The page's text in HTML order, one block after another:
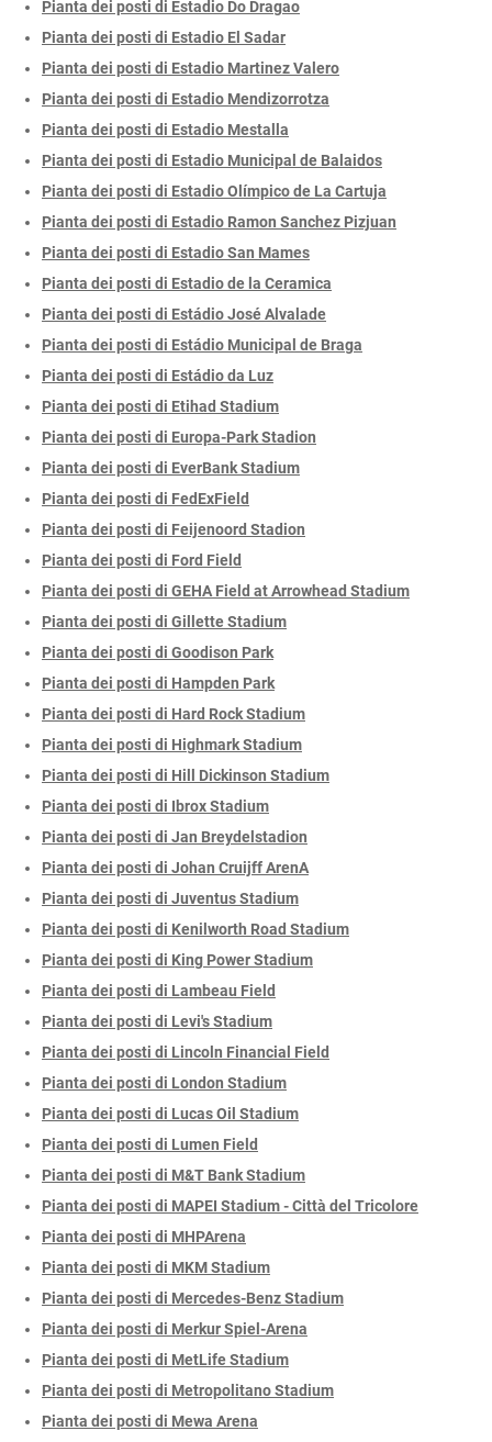
Pianta dei posti di Estadio Do Dragao
Pianta dei posti di Estadio El Sadar
Pianta dei posti di Estadio Martinez Valero
Pianta dei posti di Estadio Mendizorrotza
Pianta dei posti di Estadio Mestalla
Pianta dei posti di Estadio Municipal de Balaidos
Pianta dei posti di Estadio Olímpico de La Cartuja
Pianta dei posti di Estadio Ramon Sanchez Pizjuan
Pianta dei posti di Estadio San Mames
Pianta dei posti di Estadio de la Ceramica
Pianta dei posti di Estádio José Alvalade
Pianta dei posti di Estádio Municipal de Braga
Pianta dei posti di Estádio da Luz
Pianta dei posti di Etihad Stadium
Pianta dei posti di Europa-Park Stadion
Pianta dei posti di EverBank Stadium
Pianta dei posti di FedExField
Pianta dei posti di Feijenoord Stadion
Pianta dei posti di Ford Field
Pianta dei posti di GEHA Field at Arrowhead Stadium
Pianta dei posti di Gillette Stadium
Pianta dei posti di Goodison Park
Pianta dei posti di Hampden Park
Pianta dei posti di Hard Rock Stadium
Pianta dei posti di Highmark Stadium
Pianta dei posti di Hill Dickinson Stadium
Pianta dei posti di Ibrox Stadium
Pianta dei posti di Jan Breydelstadion
Pianta dei posti di Johan Cruijff ArenA
Pianta dei posti di Juventus Stadium
Pianta dei posti di Kenilworth Road Stadium
Pianta dei posti di King Power Stadium
Pianta dei posti di Lambeau Field
Pianta dei posti di Levi's Stadium
Pianta dei posti di Lincoln Financial Field
Pianta dei posti di London Stadium
Pianta dei posti di Lucas Oil Stadium
Pianta dei posti di Lumen Field
Pianta dei posti di M&T Bank Stadium
Pianta dei posti di MAPEI Stadium - Città del Tricolore
Pianta dei posti di MHPArena
Pianta dei posti di MKM Stadium
Pianta dei posti di Mercedes-Benz Stadium
Pianta dei posti di Merkur Spiel-Arena
Pianta dei posti di MetLife Stadium
Pianta dei posti di Metropolitano Stadium
Pianta dei posti di Mewa Arena